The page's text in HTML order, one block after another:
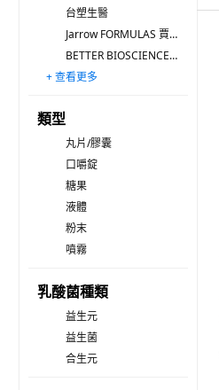
台塑生醫
Jarrow FORMULAS 賈羅公式
BETTER BIOSCIENCES 好好生醫
達摩本草
NOW Foods
YM BIOMED 陽明生醫
大醫生技
GenMont 景岳
我的健康日記
Jamieson 健美生
Sinphar 杏輝醫藥
Centrum 善存
WEIDER 威德
ESMOND NATURAL 愛司盟
AAHP 全健護
Simply 新普利
義美生醫
Jiu Wu Dan 九五之丹
+ 查看更多
類型
丸片/膠囊
口嚼錠
糖果
液體
粉末
噴霧
乳酸菌種類
益生元
益生菌
合生元